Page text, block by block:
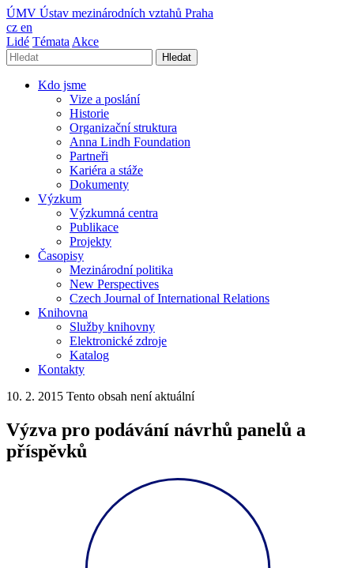
ÚMV Ústav mezinárodních vztahů Praha
cz en
Lidé Témata Akce
Hledat
Kdo jsme
Vize a poslání
Historie
Organizační struktura
Anna Lindh Foundation
Partneři
Kariéra a stáže
Dokumenty
Výzkum
Výzkumná centra
Publikace
Projekty
Časopisy
Mezinárodní politika
New Perspectives
Czech Journal of International Relations
Knihovna
Služby knihovny
Elektronické zdroje
Katalog
Kontakty
10. 2. 2015 Tento obsah není aktuální
Výzva pro podávání návrhů panelů a
příspěvků